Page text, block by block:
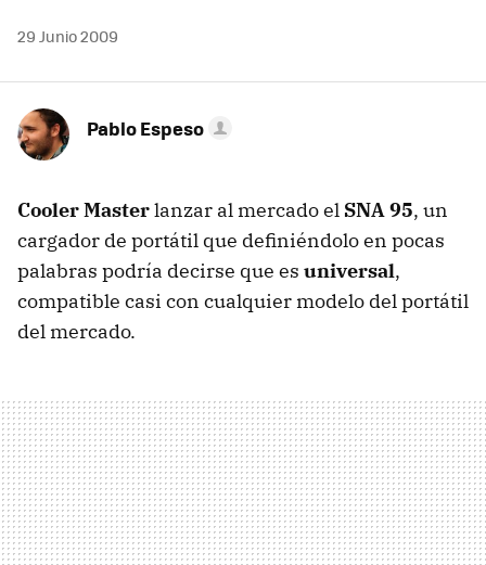
29 Junio 2009
Pablo Espeso
Cooler Masterlanzar al mercado el SNA95, un
cargador de portátil que definiéndolo en pocas
palabras podría decirse que es universal,
compatible casi con cualquier modelo del portátil
del mercado.